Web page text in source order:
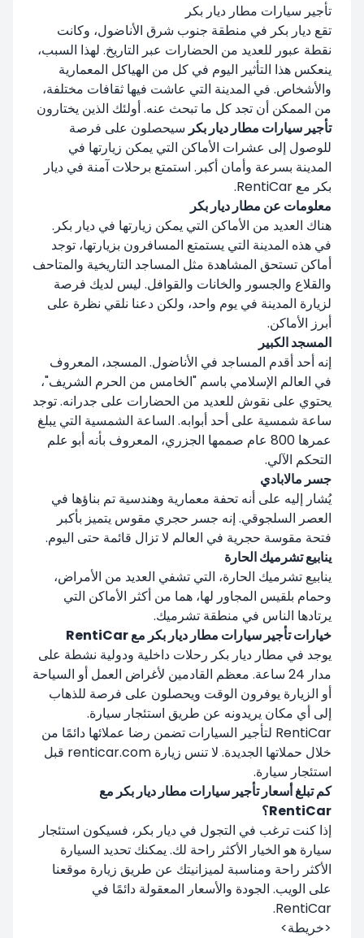
تأجير سيارات مطار ديار بكر
تقع ديار بكر في منطقة جنوب شرق الأناضول، وكانت
نقطة عبور للعديد من الحضارات عبر التاريخ. لهذا السبب،
ينعكس هذا التأثير اليوم في كل من الهياكل المعمارية
والأشخاص. في المدينة التي عاشت فيها ثقافات مختلفة،
من الممكن أن تجد كل ما تبحث عنه. أولئك الذين يختارون
تأجير سيارات مطار ديار بكر سيحصلون على فرصة
للوصول إلى عشرات الأماكن التي يمكن زيارتها في
المدينة بسرعة وأمان أكبر. استمتع برحلات آمنة في ديار
بكر مع RentiCar.
معلومات عن مطار ديار بكر
هناك العديد من الأماكن التي يمكن زيارتها في ديار بكر.
في هذه المدينة التي يستمتع المسافرون بزيارتها، توجد
أماكن تستحق المشاهدة مثل المساجد التاريخية والمتاحف
والقلاع والجسور والخانات والقوافل. ليس لديك فرصة
لزيارة المدينة في يوم واحد، ولكن دعنا نلقي نظرة على
أبرز الأماكن.
المسجد الكبير
إنه أحد أقدم المساجد في الأناضول. المسجد، المعروف
في العالم الإسلامي باسم "الخامس من الحرم الشريف"،
يحتوي على نقوش للعديد من الحضارات على جدرانه. توجد
ساعة شمسية على أحد أبوابه. الساعة الشمسية التي يبلغ
عمرها 800 عام صممها الجزري، المعروف بأنه أبو علم
التحكم الآلي.
جسر مالابادي
يُشار إليه على أنه تحفة معمارية وهندسية تم بناؤها في
العصر السلجوقي. إنه جسر حجري مقوس يتميز بأكبر
فتحة مقوسة حجرية في العالم لا تزال قائمة حتى اليوم.
ينابيع تشرميك الحارة
ينابيع تشرميك الحارة، التي تشفي العديد من الأمراض،
وحمام بلقيس المجاور لها، هما من أكثر الأماكن التي
يرتادها الناس في منطقة تشرميك.
خيارات تأجير سيارات مطار ديار بكر مع RentiCar
يوجد في مطار ديار بكر رحلات داخلية ودولية نشطة على
مدار 24 ساعة. معظم القادمين لأغراض العمل أو السياحة
أو الزيارة يوفرون الوقت ويحصلون على فرصة للذهاب
إلى أي مكان يريدونه عن طريق استئجار سيارة.
RentiCar لتأجير السيارات تضمن رضا عملائها دائمًا من
خلال حملاتها الجديدة. لا تنس زيارة renticar.com قبل
استئجار سيارة.
كم تبلغ أسعار تأجير سيارات مطار ديار بكر مع
RentiCar؟
إذا كنت ترغب في التجول في ديار بكر، فسيكون استئجار
سيارة هو الخيار الأكثر راحة لك. يمكنك تحديد السيارة
الأكثر راحة ومناسبة لميزانيتك عن طريق زيارة موقعنا
على الويب. الجودة والأسعار المعقولة دائمًا في
RentiCar.
<خريطة>